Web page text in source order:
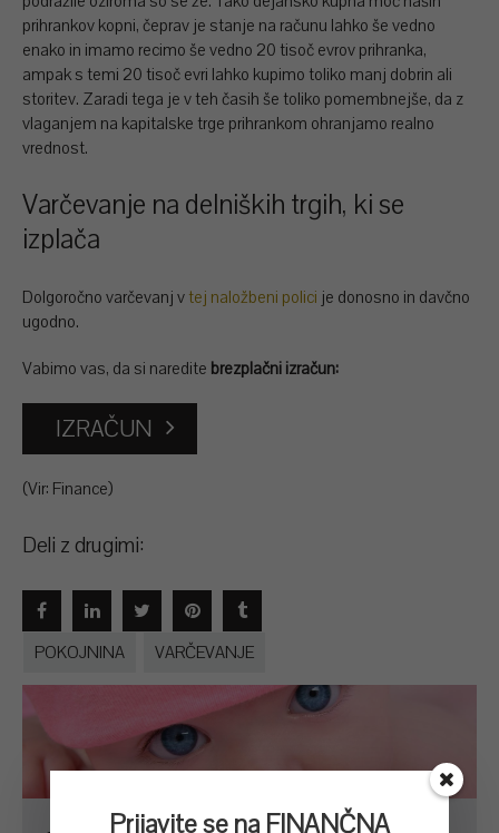
prihrankov kopni, čeprav je stanje na računu lahko še vedno
enako in imamo recimo še vedno 20 tisoč evrov prihranka,
ampak s temi 20 tisoč evri lahko kupimo toliko manj dobrin ali
storitev. Zaradi tega je v teh časih še toliko pomembnejše, da z
vlaganjem na kapitalske trge prihrankom ohranjamo realno
vrednost.
Varčevanje na delniških trgih, ki se
izplača
Dolgoročno varčevanj v tej naložbeni polici je donosno in davčno
ugodno.
Vabimo vas, da si naredite brezplačni izračun:
IZRAČUN
(Vir: Finance)
Deli z drugimi:
POKOJNINA VARČEVANJE
Prijavite se na FINANČNA